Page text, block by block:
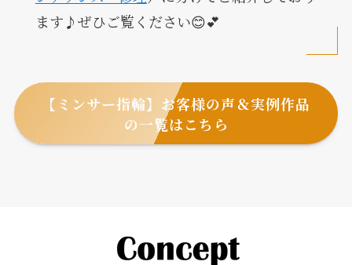
ます♪ぜひご覧ください😊💕
【ミンサー指輪】お客様の声＆実例作品
の一覧はこちら